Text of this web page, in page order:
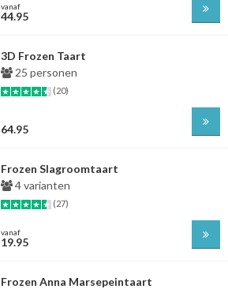
vanaf
44.95
3D Frozen Taart
25 personen
(20)
64.95
Frozen Slagroomtaart
4 varianten
(27)
vanaf
19.95
Frozen Anna Marsepeintaart